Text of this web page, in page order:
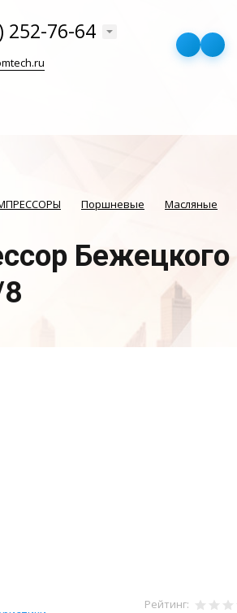
252-76-64
Поршневые Масляные
Бежецкого
Рейтинг: